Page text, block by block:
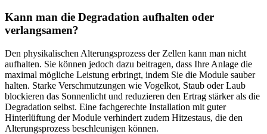
Kann man die Degradation aufhalten oder
verlangsamen?
Den physikalischen Alterungsprozess der Zellen kann man nicht
aufhalten. Sie können jedoch dazu beitragen, dass Ihre Anlage die
maximal mögliche Leistung erbringt, indem Sie die Module sauber
halten. Starke Verschmutzungen wie Vogelkot, Staub oder Laub
blockieren das Sonnenlicht und reduzieren den Ertrag stärker als die
Degradation selbst. Eine fachgerechte Installation mit guter
Hinterlüftung der Module verhindert zudem Hitzestaus, die den
Alterungsprozess beschleunigen können.